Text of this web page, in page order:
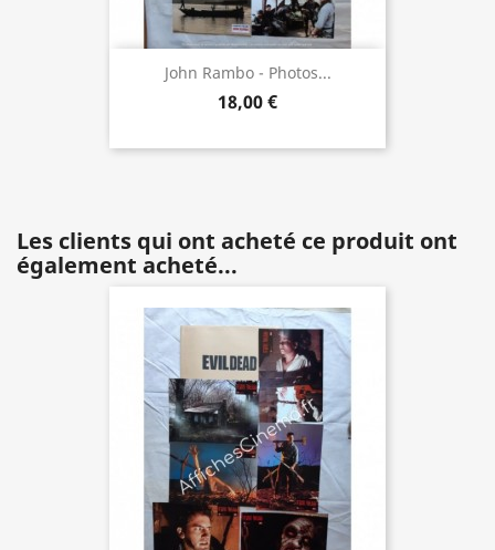
John Rambo - Photos...
18,00 €
Les clients qui ont acheté ce produit ont
également acheté...